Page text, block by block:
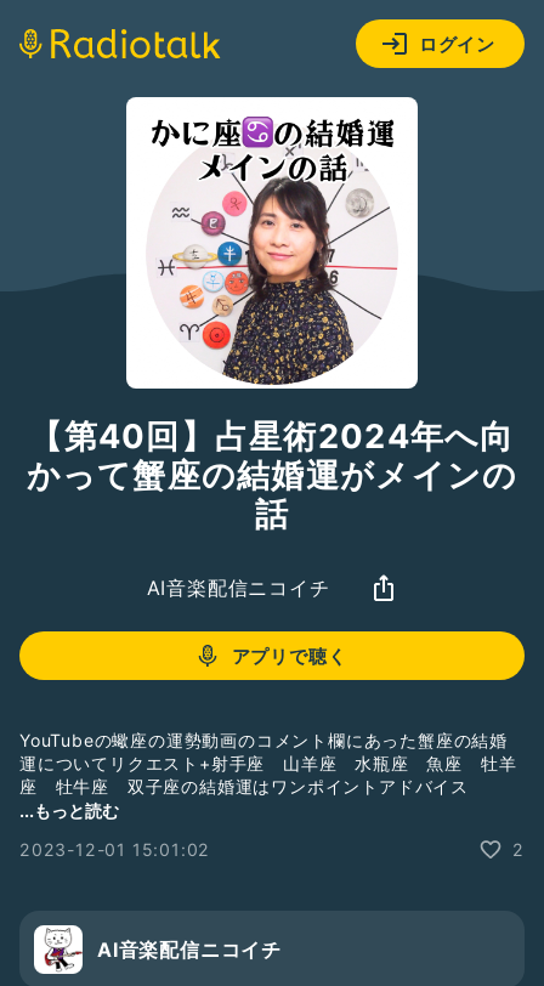
ログイン
【第40回】占星術2024年へ向
かって蟹座の結婚運がメインの
話
AI音楽配信ニコイチ
アプリで聴く
YouTubeの蠍座の運勢動画のコメント欄にあった蟹座の結婚
運についてリクエスト+射手座 山羊座 水瓶座 魚座 牡羊
座 牡牛座 双子座の結婚運はワンポイントアドバイス
#蟹座
#恋愛
#占星術
#12星座
...もっと読む
2023-12-01 15:01:02
2
AI音楽配信ニコイチ